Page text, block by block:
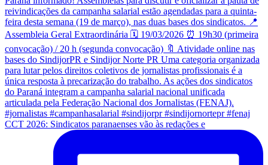
CCT 2026: Sindicatos paranaenses vão às redações e